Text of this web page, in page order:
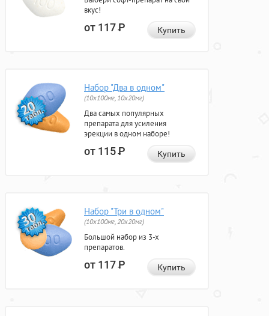
вкус!
от 117Р Купить
Набор "Два в одном"
(10x100мг, 10x20мг)
Два самых популярных
препарата для усиления
эрекции в одном наборе!
от 115Р Купить
Набор "Три в одном"
(10x100мг, 20x20мг)
Большой набор из 3-х
препаратов.
от 117Р Купить